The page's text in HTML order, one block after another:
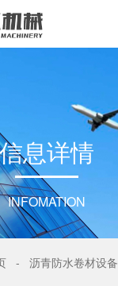
信息详情
INFOMATION
- 沥青防水卷材设备